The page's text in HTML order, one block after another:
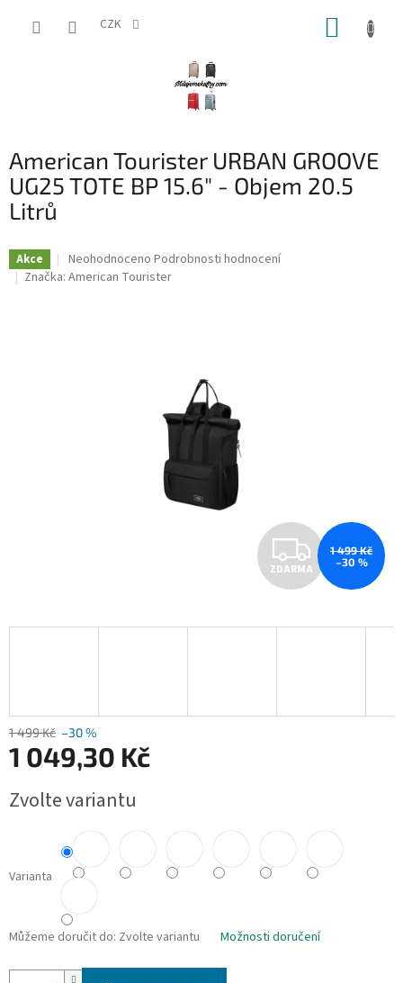
CZK
American Tourister URBAN GROOVE
UG25 TOTE BP 15.6" - Objem 20.5
Litrů
Akce
Průměrné
hodnocení
Neohodnoceno Podrobnosti hodnocení
Značka: American Tourister
Z
D
A
ZDARMA
1 499 Kč
–30 %
1 499 Kč –30 %
1 049,30 Kč
cena:
Zvolte variantu
Varianta
Můžeme doručit do: Zvolte variantu Možnosti doručení